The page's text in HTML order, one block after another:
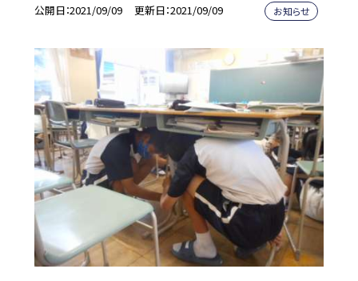
公開日 2021/09/09 更新日 2021/09/09 お知らせ